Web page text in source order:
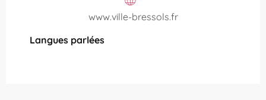
www.ville-bressols.fr
Langues parlées
Langues parlées